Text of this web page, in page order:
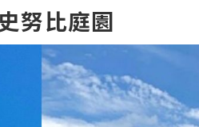
努比庭園